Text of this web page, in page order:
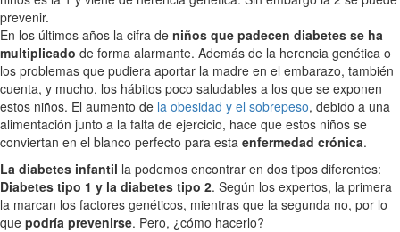
prevenir.
En los últimos años la cifra de niños que padecen diabetes se ha
multiplicado de forma alarmante. Además de la herencia genética o
los problemas que pudiera aportar la madre en el embarazo, también
cuenta, y mucho, los hábitos poco saludables a los que se exponen
estos niños. El aumento de la obesidad y el sobrepeso, debido a una
alimentación junto a la falta de ejercicio, hace que estos niños se
conviertan en el blanco perfecto para esta enfermedad crónica.
La diabetes infantil la podemos encontrar en dos tipos diferentes:
Diabetes tipo 1 y la diabetes tipo 2. Según los expertos, la primera
la marcan los factores genéticos, mientras que la segunda no, por lo
que podría prevenirse. Pero, ¿cómo hacerlo?